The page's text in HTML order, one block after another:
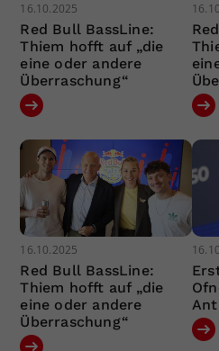
16.10.2025
Red Bull BassLine:
Thiem hofft auf „die
eine oder andere
Überraschung“
16.10.2025
Red Bull BassLine:
Thiem hofft auf „die
eine oder andere
Überraschung“